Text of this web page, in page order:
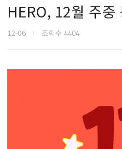
HERO, 12월 주중
12-06 조회수 4404